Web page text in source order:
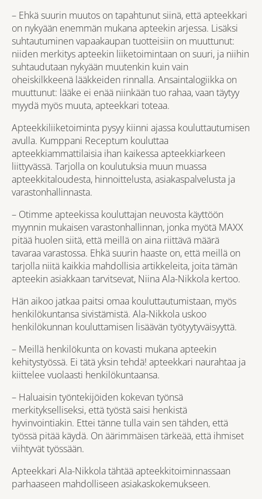
– Ehkä suurin muutos on tapahtunut siinä, että apteekkari
on nykyään enemmän mukana apteekin arjessa. Lisäksi
suhtautuminen vapaakaupan tuotteisiin on muuttunut:
niiden merkitys apteekin liiketoimintaan on suuri, ja niihin
suhtaudutaan nykyään muutenkin kuin vain
oheiskilkkeenä lääkkeiden rinnalla. Ansaintalogiikka on
muuttunut: lääke ei enää niinkään tuo rahaa, vaan täytyy
myydä myös muuta, apteekkari toteaa.
Apteekkiliiketoiminta pysyy kiinni ajassa kouluttautumisen
avulla. Kumppani Receptum kouluttaa
apteekkiammattilaisia ihan kaikessa apteekkiarkeen
liittyvässä. Tarjolla on koulutuksia muun muassa
apteekkitaloudesta, hinnoittelusta, asiakaspalvelusta ja
varastonhallinnasta.
– Otimme apteekissa kouluttajan neuvosta käyttöön
myynnin mukaisen varastonhallinnan, jonka myötä MAXX
pitää huolen siitä, että meillä on aina riittävä määrä
tavaraa varastossa. Ehkä suurin haaste on, että meillä on
tarjolla niitä kaikkia mahdollisia artikkeleita, joita tämän
apteekin asiakkaan tarvitsevat, Niina Ala-Nikkola kertoo.
Hän aikoo jatkaa paitsi omaa kouluttautumistaan, myös
henkilökuntansa sivistämistä. Ala-Nikkola uskoo
henkilökunnan kouluttamisen lisäävän työtyytyväisyyttä.
– Meillä henkilökunta on kovasti mukana apteekin
kehitystyössä. Ei tätä yksin tehdä! apteekkari naurahtaa ja
kiittelee vuolaasti henkilökuntaansa.
– Haluaisin työntekijöiden kokevan työnsä
merkitykselliseksi, että työstä saisi henkistä
hyvinvointiakin. Ettei tänne tulla vain sen tähden, että
työssä pitää käydä. On äärimmäisen tärkeää, että ihmiset
viihtyvät työssään.
Apteekkari Ala-Nikkola tähtää apteekkitoiminnassaan
parhaaseen mahdolliseen asiakaskokemukseen.